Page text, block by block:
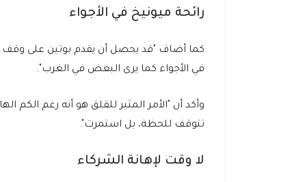
رائحة ميونيخ في الأجواء
كما أضاف "قد يحصل أن يقدم بوتين على وقف
في الأجواء كما يرى البعض في الغرب".
وأكد أن "الأمر المثير للقلق هو أنه رغم
تتوقف للحظة، بل استمرت".
لا وقت لإهانة الشركاء